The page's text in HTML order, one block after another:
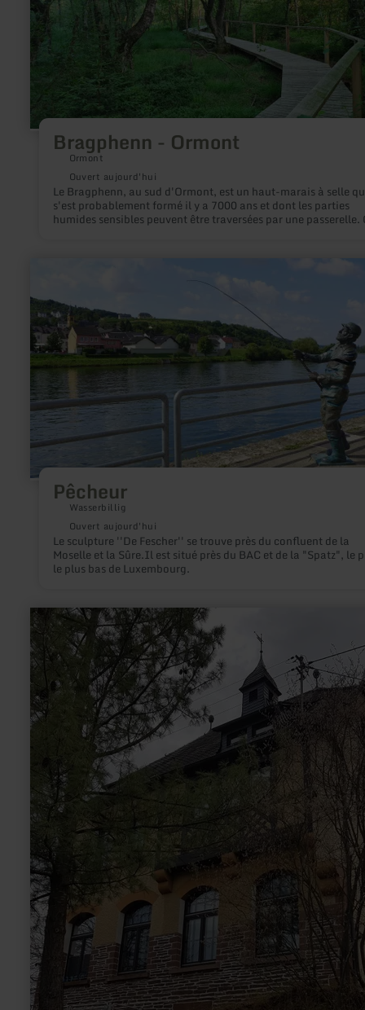
Bragphenn - Ormont
Ormont
Ouvert aujourd'hui
Le Bragphenn, au sud d'Ormont, est un haut-marais à selle
s'est probablement formé il y a 7000 ans et dont les parties
humides sensibles peuvent être traversées par une passerelle.
Ormont
Pêcheur
Wasserbillig
Ouvert aujourd'hui
Le sculpture ''De Fescher'' se trouve près du confluent de la
Moselle et la Sûre.Il est situé près du BAC et de la "Spatz", le
le plus bas de Luxembourg.
sur
Pêcheur
en
savoir
plus
sur
:
Schule
Lüxem